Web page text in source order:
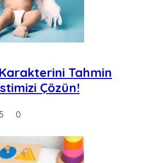
Tahmin
Çözün!
5 0